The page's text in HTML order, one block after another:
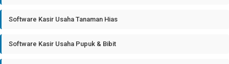
Software Kasir Usaha Tanaman Hias
Software Kasir Usaha Pupuk & Bibit